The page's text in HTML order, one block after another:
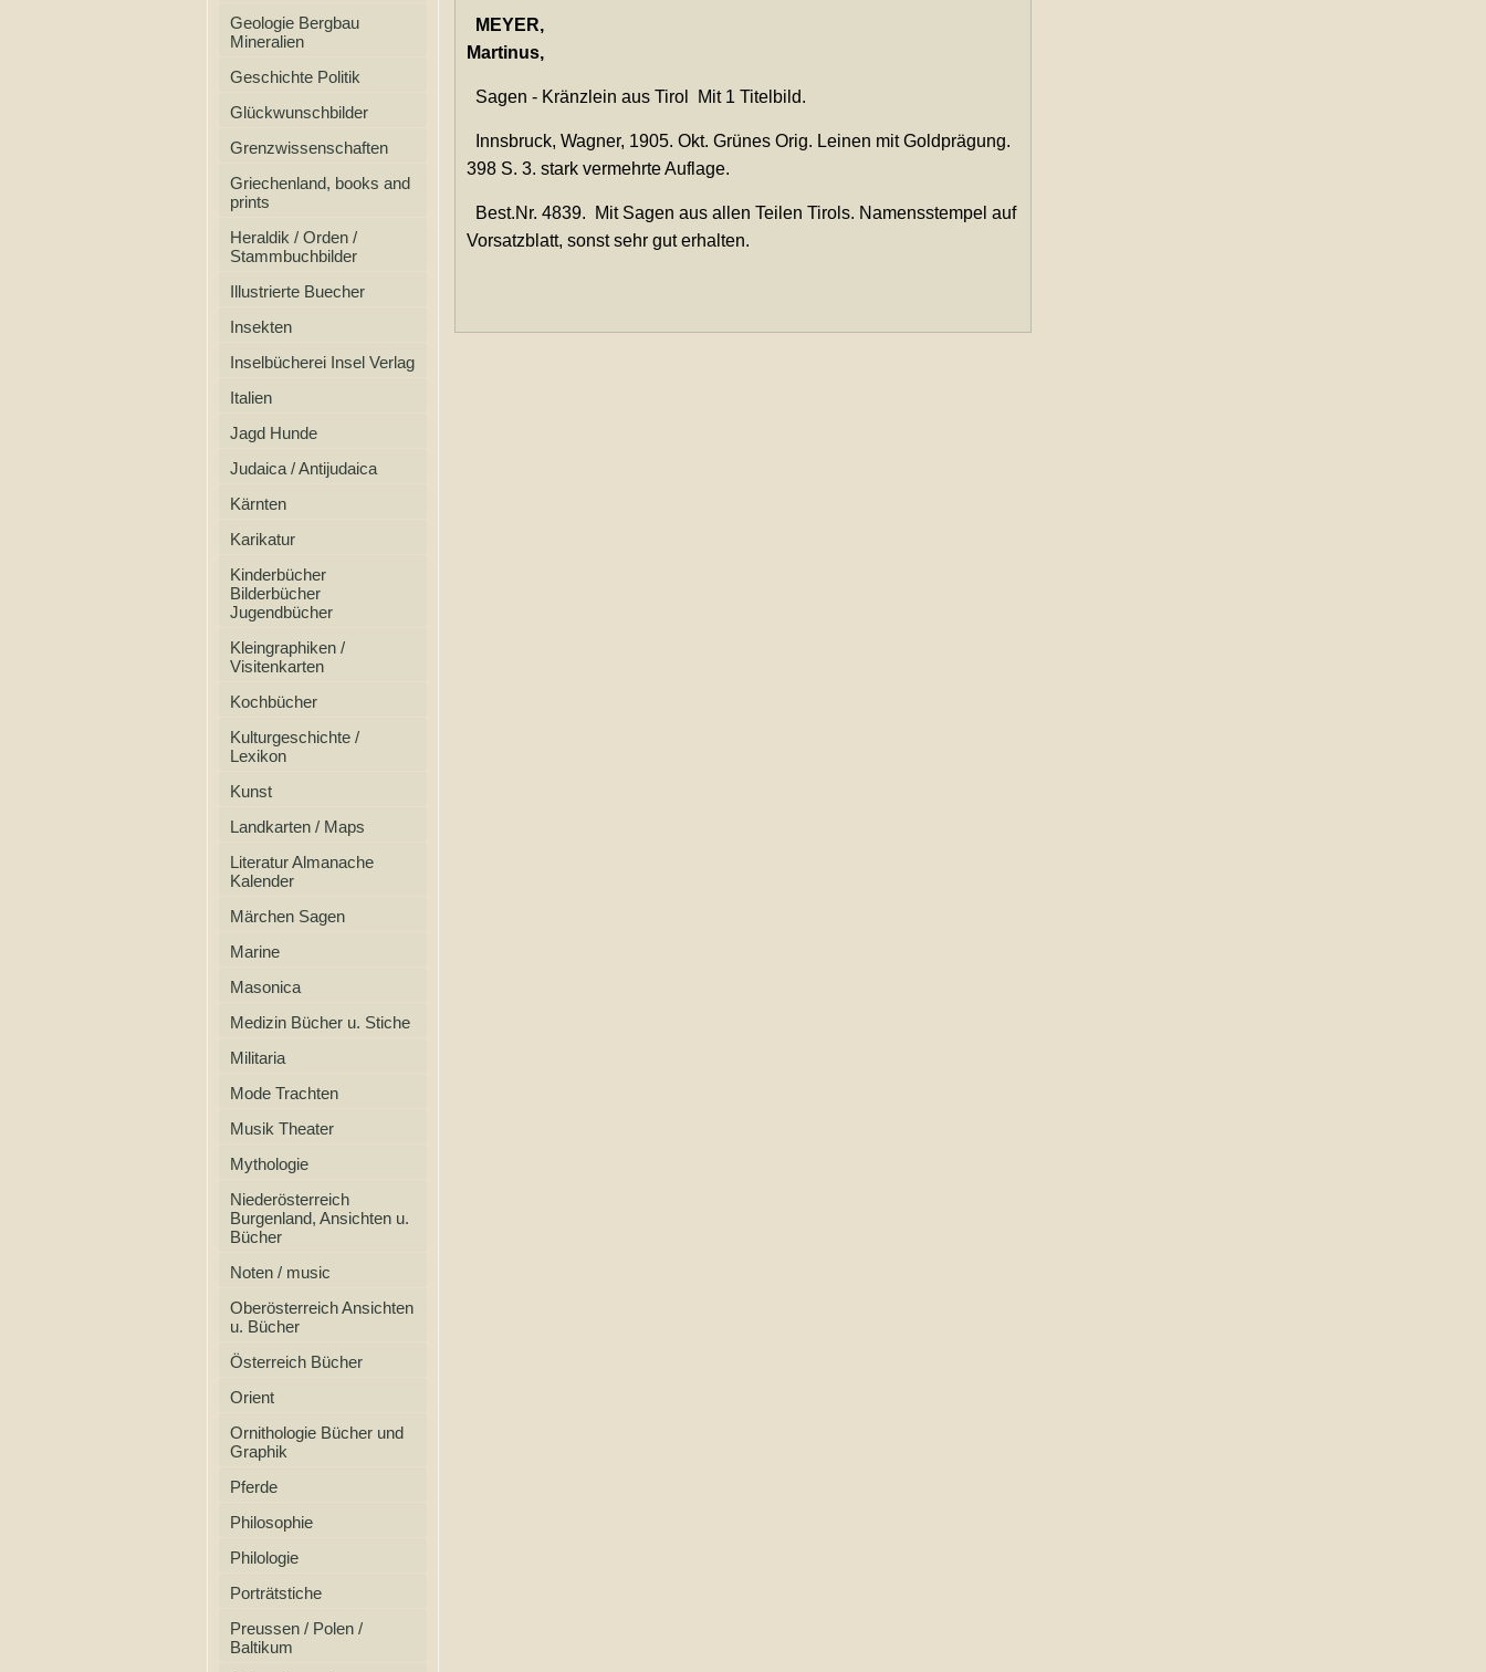
Geologie Bergbau
Mineralien
Geschichte Politik
Glückwunschbilder
Grenzwissenschaften
Griechenland, books and
prints
Heraldik / Orden /
Stammbuchbilder
Illustrierte Buecher
Insekten
Inselbücherei Insel Verlag
Italien
Jagd Hunde
Judaica / Antijudaica
Kärnten
Karikatur
Kinderbücher
Bilderbücher
Jugendbücher
Kleingraphiken /
Visitenkarten
Kochbücher
Kulturgeschichte /
Lexikon
Kunst
Landkarten / Maps
Literatur Almanache
Kalender
Märchen Sagen
Marine
Masonica
Medizin Bücher u. Stiche
Militaria
Mode Trachten
Musik Theater
Mythologie
Niederösterreich
Burgenland, Ansichten u.
Bücher
Noten / music
Oberösterreich Ansichten
u. Bücher
Österreich Bücher
Orient
Ornithologie Bücher und
Graphik
Pferde
Philosophie
Philologie
Porträtstiche
Preussen / Polen /
Baltikum
MEYER,
Martinus,
Sagen - Kränzlein aus Tirol Mit 1 Titelbild.
Innsbruck, Wagner, 1905. Okt. Grünes Orig. Leinen mit Goldprägung.
398 S. 3. stark vermehrte Auflage.
Best.Nr. 4839. Mit Sagen aus allen Teilen Tirols. Namensstempel auf
Vorsatzblatt, sonst sehr gut erhalten.